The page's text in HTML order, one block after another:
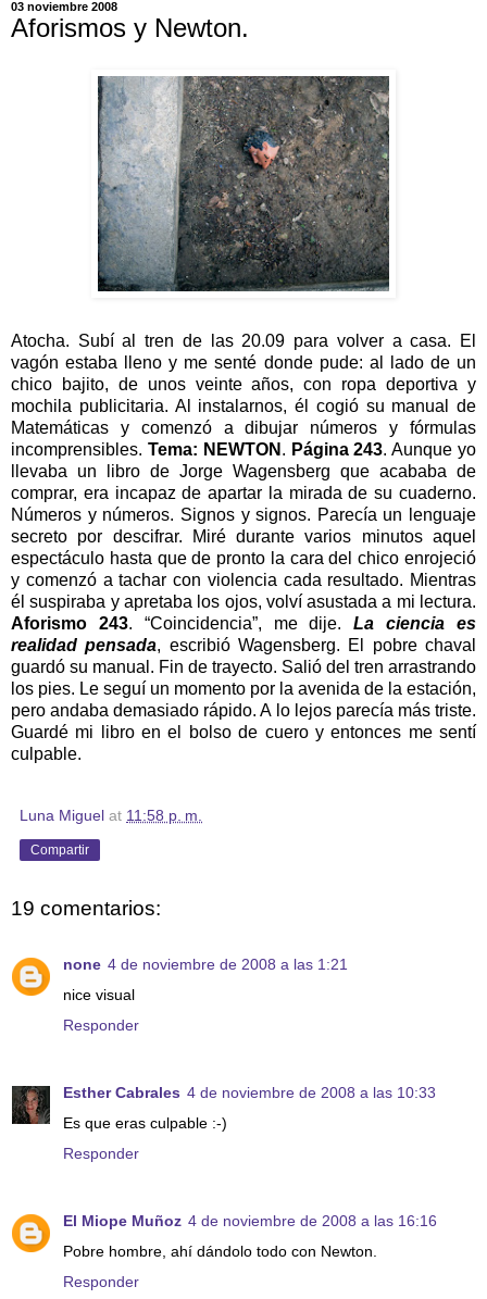
03 noviembre 2008
Aforismos y Newton.
Atocha. Subí al tren de las 20.09 para volver a casa. El
vagón estaba lleno y me senté donde pude: al lado de un
chico bajito, de unos veinte años, con ropa deportiva y
mochila publicitaria. Al instalarnos, él cogió su manual de
Matemáticas y comenzó a dibujar números y fórmulas
incomprensibles. Tema: NEWTON . Página 243. Aunque yo
llevaba un libro de Jorge Wagensberg que acababa de
comprar, era incapaz de apartar la mirada de su cuaderno.
Números y números. Signos y signos. Parecía un lenguaje
secreto por descifrar. Miré durante varios minutos aquel
espectáculo hasta que de pronto la cara del chico enrojeció
y comenzó a tachar con violencia cada resultado. Mientras
él suspiraba y apretaba los ojos, volví asustada a mi lectura.
Aforismo 243. “Coincidencia”, me dije.La ciencia es
realidad pensada, escribió Wagensberg. El pobre chaval
guardó su manual. Fin de trayecto. Salió del tren arrastrando
los pies. Le seguí un momento por la avenida de la estación,
pero andaba demasiado rápido. A lo lejos parecía más triste.
Guardé mi libro en el bolso de cuero y entonces me sentí
culpable.
Luna Miguel at 11:58 p. m.
Compartir
19 comentarios:
none 4 de noviembre de 2008 a las 1:21
nice visual
Responder
Esther Cabrales 4 de noviembre de 2008 a las 10:33
Es que eras culpable :-)
Responder
El Miope Muñoz 4 de noviembre de 2008 a las 16:16
Pobre hombre, ahí dándolo todo con Newton.
Responder